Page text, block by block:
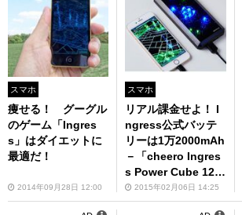
スマホ
痩せる！ グーグル
のゲーム「Ingres
s」はダイエットに
最適だ！
2014年09月28日 12:00
スマホ
リアル課金せよ！ I
ngress公式バッテ
リーは1万2000mAh
－「cheero Ingres
s Power Cube 120
00 mAh」
2015年02月06日 14:25